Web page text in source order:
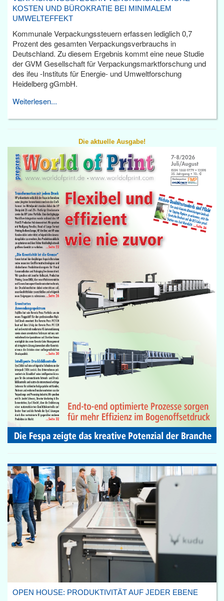
KOSTEN UND BÜROKRATIE BEI MINIMALEM
UMWELTEFFEKT
Kommunale Verpackungssteuern erfassen lediglich 0,7
Prozent des gesamten Verpackungsverbrauchs in
Deutschland. Zu diesem Ergebnis kommt eine neue Studie
der GVM Gesellschaft für Verpackungsmarktforschung und
des ifeu -Instituts für Energie- und Umweltforschung
Heidelberg gGmbH.
Weiterlesen...
Die aktuelle Ausgabe!
OPEN HOUSE: PRODUKTIVITÄT AUF JEDER EBENE